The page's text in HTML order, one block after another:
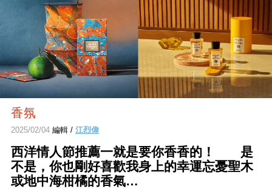
香氛
2025/02/04編輯 / 江烈偉
西洋情人節推薦一就是要你香香的！ 是
不是，你也剛好喜歡我身上的幸運忘憂聖木
或地中海柑橘的香氣…